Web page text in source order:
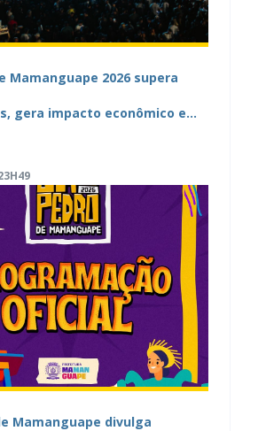
Mamanguape 2026 supera
gera impacto econômico e
Mamanguape divulga